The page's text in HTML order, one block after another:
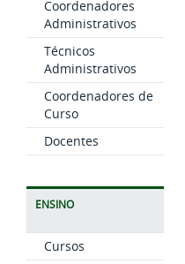
Coordenadores
Administrativos
Técnicos
Administrativos
Coordenadores de
Curso
Docentes
ENSINO
Cursos